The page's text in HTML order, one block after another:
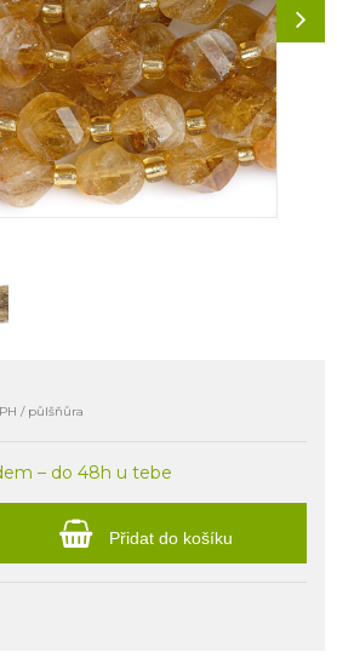
/ půlšňůra
– do 48h u tebe
Přidat do košíku